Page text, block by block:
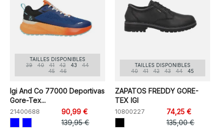
TAILLES DISPONIBLES
39
40 41 42 43
44
45
46
Igi And Co 77000 Deportivas
Gore-Tex...
21400688
90,99 €
139,95 €
TAILLES DISPONIBLES
40
41 42 43 44 45
ZAPATOS FREDDY GORE-
TEX IGI
10800227
74,25 €
135,00 €